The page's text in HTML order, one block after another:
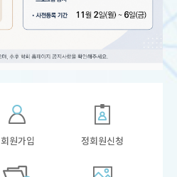
회원가입 정회원신청